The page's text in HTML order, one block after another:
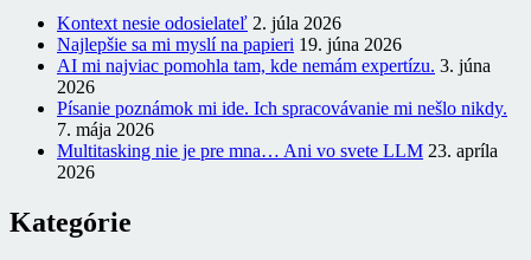
Kontext nesie odosielateľ 2. júla 2026
Najlepšie sa mi myslí na papieri 19. júna 2026
AI mi najviac pomohla tam, kde nemám expertízu. 3. júna
2026
Písanie poznámok mi ide. Ich spracovávanie mi nešlo nikdy.
7. mája 2026
Multitasking nie je pre mna… Ani vo svete LLM 23. apríla
2026
Kategórie